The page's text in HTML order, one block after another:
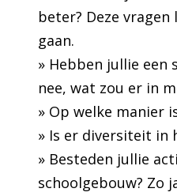
beter? Deze
gaan.
» Hebben jullie een
nee, wat zou er in
» Op welke manier
» Is er diversiteit in
» Besteden jullie
schoolgebouw? Zo